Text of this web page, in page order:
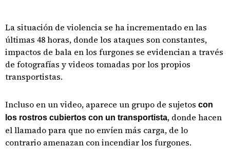
La situación de violencia se ha incrementado en las
últimas 48 horas, donde los ataques son constantes,
impactos de bala en los furgones se evidencian a través
de fotografías y videos tomadas por los propios
transportistas.
Incluso en un video, aparece un grupo de sujetos con
los rostros cubiertos con un transportista, donde hacen
el llamado para que no envíen más carga, de lo
contrario amenazan con incendiar los furgones.